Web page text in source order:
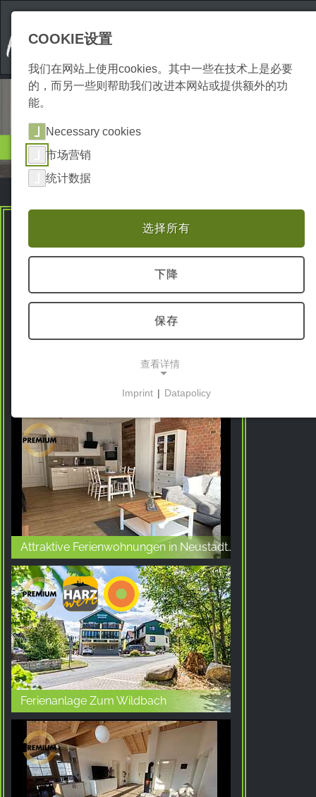
住宿条件
假日公寓
Premium Appartementhaus wohlBfinden
Attraktive Ferienwohnungen in Neustadt/Harz
Ferienanlage Zum Wildbach
COOKIE设置
我们在网站上使用cookies。其中一些在技术上是必要
的，而另一些则帮助我们改进本网站或提供额外的功
能。
Necessary cookies
市场营销
统计数据
选择所有
下降
保存
查看详情
这些cookies能够实现基本功能，是使用网站所必需
的。
市场营销
营销cookies被第三方用来显示个性化的广告。它们
通过跟踪各网站的访问者来实现这一目的。
Facebook Pixel
Name:
_fbp, fr, _fbq, fbq
Provider:
Facebook Ireland Ltd.
Purpose:
广告测量和营销
Cookie duration:
3个月 - 1年
Imprint | Datapolicy